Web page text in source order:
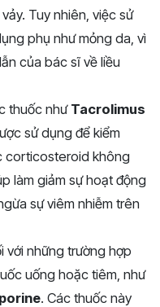
Tuy nhiên, việc sử
phụ như mỏng da, vì
của bác sĩ về liều
thuốc nhưTacrolimus
sử dụng để kiểm
corticosteroid không
làm giảm sự hoạt động
sự viêm nhiễm trên
với những trường hợp
uống hoặc tiêm, như
. Các thuốc này